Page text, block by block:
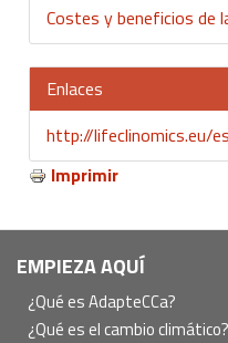
Costes y beneficios de
Enlaces
http://lifeclinomics.eu/
Imprimir
Navegación
principal
EMPIEZA AQUÍ
¿Qué es AdapteCCa?
¿Qué es el cambio climático?